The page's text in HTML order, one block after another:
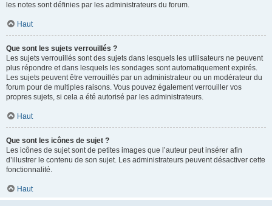
les notes sont définies par les administrateurs du forum.
Haut
Que sont les sujets verrouillés ?
Les sujets verrouillés sont des sujets dans lesquels les utilisateurs ne peuvent
plus répondre et dans lesquels les sondages sont automatiquement expirés.
Les sujets peuvent être verrouillés par un administrateur ou un modérateur du
forum pour de multiples raisons. Vous pouvez également verrouiller vos
propres sujets, si cela a été autorisé par les administrateurs.
Haut
Que sont les icônes de sujet ?
Les icônes de sujet sont de petites images que l’auteur peut insérer afin
d’illustrer le contenu de son sujet. Les administrateurs peuvent désactiver cette
fonctionnalité.
Haut